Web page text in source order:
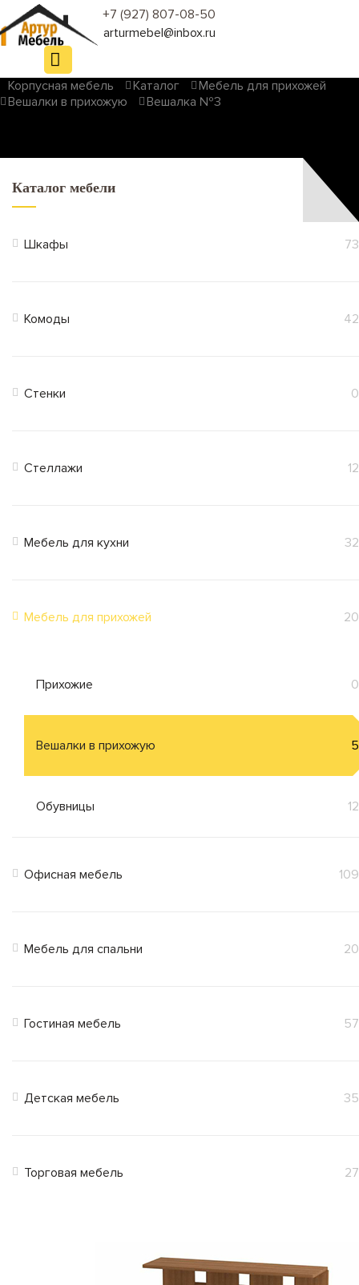
+7 (927) 807-08-50
arturmebel@inbox.ru
Корпусная мебель Каталог
Мебель для прихожей
Вешалки в прихожую
Вешалка №3
Каталог мебели
Шкафы 73
Комоды 42
Стенки 0
Стеллажи 12
Мебель для кухни 32
Мебель для прихожей 20
Прихожие 0
Вешалки в прихожую 5
Обувницы 12
Офисная мебель 109
Мебель для спальни 20
Гостиная мебель 57
Детская мебель 35
Торговая мебель 27